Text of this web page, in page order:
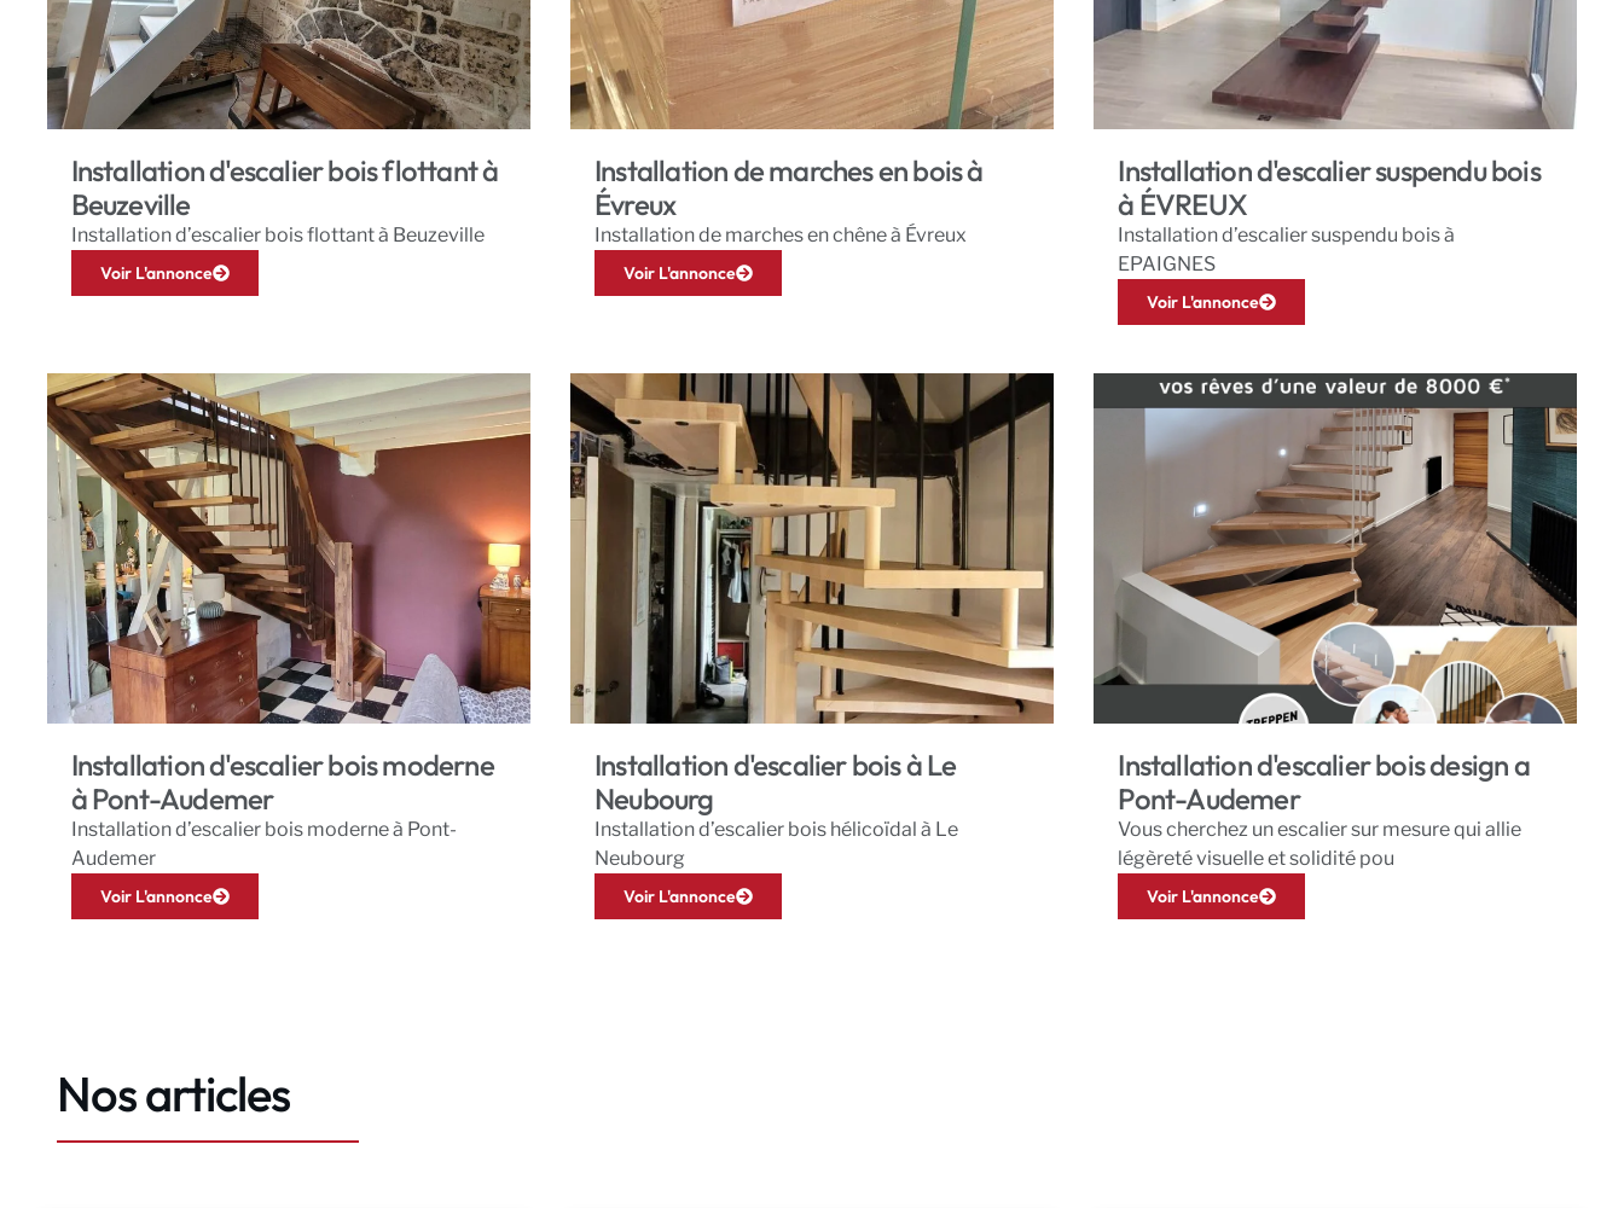
Installation d'escalier bois flottant à
Beuzeville
Installation d’escalier bois flottant à Beuzeville
Voir L'annonce
Installation de marches en bois à
Évreux
Installation de marches en chêne à Évreux
Voir L'annonce
Installation d'escalier suspendu bois
à ÉVREUX
Installation d’escalier suspendu bois à
EPAIGNES
Voir L'annonce
Installation d'escalier bois moderne
à Pont-Audemer
Installation d’escalier bois moderne à Pont-
Audemer
Voir L'annonce
Installation d'escalier bois à Le
Neubourg
Installation d’escalier bois hélicoïdal à Le
Neubourg
Voir L'annonce
Installation d'escalier bois design a
Pont-Audemer
Vous cherchez un escalier sur mesure qui allie
légèreté visuelle et solidité pou
Voir L'annonce
Nos articles